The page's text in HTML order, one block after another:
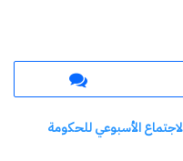
إلى بريدك
الأسبوعي للحكومة